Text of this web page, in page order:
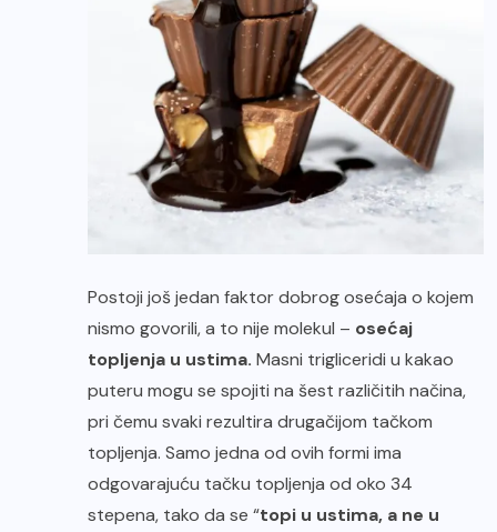
Postoji još jedan faktor dobrog osećaja o kojem
nismo govorili, a to nije molekul – osećaj
topljenja u ustima. Masni trigliceridi u kakao
puteru mogu se spojiti na šest različitih načina,
pri čemu svaki rezultira drugačijom tačkom
topljenja. Samo jedna od ovih formi ima
odgovarajuću tačku topljenja od oko 34
stepena, tako da se “topi u ustima, a ne u